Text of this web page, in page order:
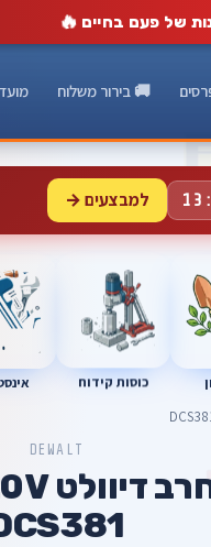
של פעם בחיים 🔥
🚚 בירור משלוח
למבצעים →
כוסות קידוח
DEWALT